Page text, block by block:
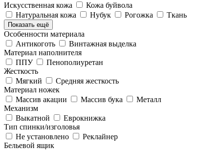
Искусственная кожа
Кожа буйвола
Натуральная кожа
Нубук Рогожка Ткань
Показать ещё
Особенности материала
Антикоготь
Винтажная выделка
Материал наполнителя
ППУ
Пенополиуретан
Жесткость
Мягкий
Средняя жесткость
Материал ножек
Массив акации
Массив бука
Металл
Механизм
Выкатной
Еврокнижка
Тип спинки/изголовья
Не установлено
Реклайнер
Бельевой ящик